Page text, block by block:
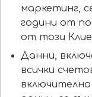
маркетинг,
години от
от този
Данни,
всички